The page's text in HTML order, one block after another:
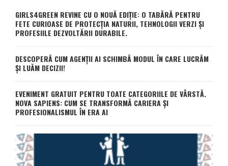
GIRLS4GREEN REVINE CU O NOUĂ EDIȚIE: O TABĂRĂ PENTRU
FETE CURIOASE DE PROTECȚIA NATURII, TEHNOLOGII VERZI ȘI
PROFESIILE DEZVOLTĂRII DURABILE.
DESCOPERĂ CUM AGENȚII AI SCHIMBĂ MODUL ÎN CARE LUCRĂM
ȘI LUĂM DECIZII!
EVENIMENT GRATUIT PENTRU TOATE CATEGORIILE DE VÂRSTĂ.
NOVA SAPIENS: CUM SE TRANSFORMĂ CARIERA ȘI
PROFESIONALISMUL ÎN ERA AI